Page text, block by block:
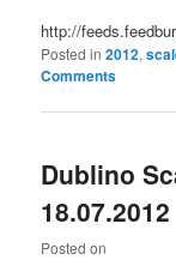
http://
Posted in 2012,
Comments
Dublino
18.07.2012
Posted on